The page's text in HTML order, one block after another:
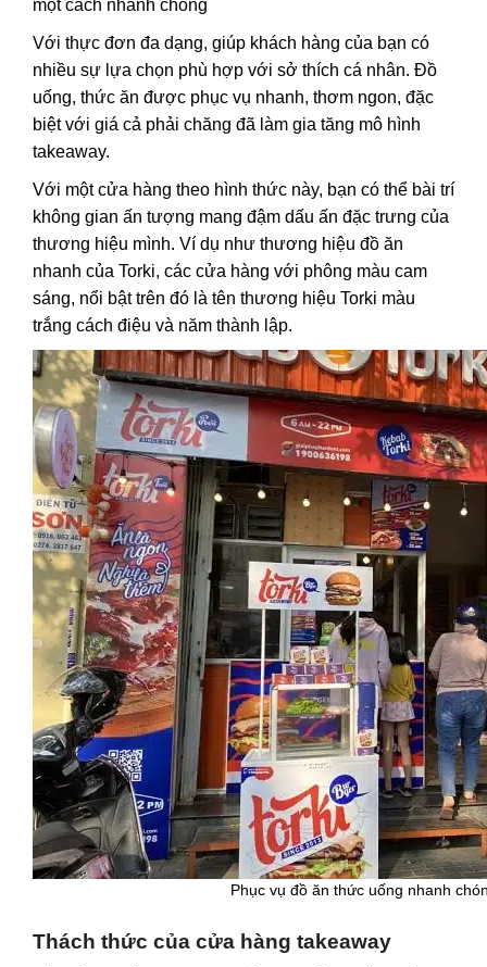
một cách nhanh chóng
Với thực đơn đa dạng, giúp khách hàng của bạn có
nhiều sự lựa chọn phù hợp với sở thích cá nhân. Đồ
uống, thức ăn được phục vụ nhanh, thơm ngon, đặc
biệt với giá cả phải chăng đã làm gia tăng mô hình
takeaway.
Với một cửa hàng theo hình thức này, bạn có thể bài trí
không gian ấn tượng mang đậm dấu ấn đặc trưng của
thương hiệu mình. Ví dụ như thương hiệu đồ ăn
nhanh của Torki, các cửa hàng với phông màu cam
sáng, nổi bật trên đó là tên thương hiệu Torki màu
trắng cách điệu và năm thành lập.
Phục vụ đồ ăn thức uống nhanh
Thách thức của cửa hàng takeaway